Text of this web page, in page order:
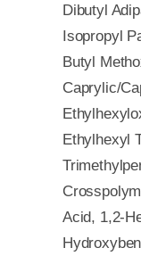
Dibutyl
Isopropyl
Butyl
Caprylic/
Ethylhexyl
Acid, 1,2-